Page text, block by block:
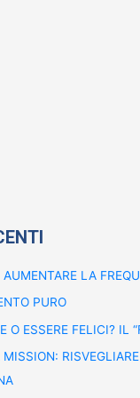
AUMENTARE LA
PURO
O ESSERE FELICI? IL